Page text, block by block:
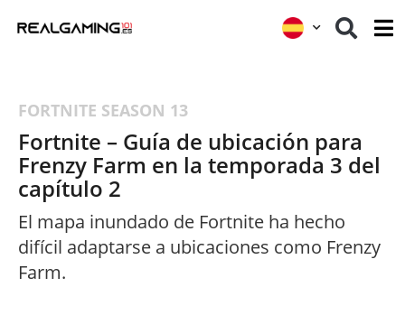
FORTNITE SEASON 13
Fortnite – Guía de ubicación para
Frenzy Farm en la temporada 3 del
capítulo 2
El mapa inundado de Fortnite ha hecho
difícil adaptarse a ubicaciones como Frenzy
Farm.